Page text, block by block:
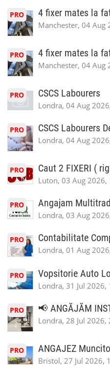
PRO 4 fixer mates la
Manchester, 04 Aug
PRO 4 fixer mates la
Manchester, 04 Aug
PRO CSCS Labourers
Londra, 04 Aug
PRO CSCS Labourers
Londra, 04 Aug
PRO Caut 2 FIXERI (
Luton, 03 Aug 2026,
PRO Angajam
Londra, 03 Aug
PRO Contabilitate
Londra, 01 Aug
PRO Vopsitorie Auto
Londra, 31 Jul 2026,
PRO 📢 ANGĂJĂM
Londra, 28 Jul 2026,
PRO ANGAJEZ
Bristol, 27 Jul 2026,